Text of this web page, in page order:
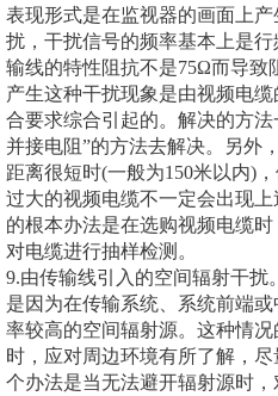
表现形式是在监视器的画面上
扰，干扰信号的频率基本上是
输线的特性阻抗不是75Ω而导致
产生这种干扰现象是由视频电
合要求综合引起的。解决的方
并接电阻”的方法去解决。另外
距离很短时(一般为150米以内)
过大的视频电缆不一定会出现
的根本办法是在选购视频电缆
对电缆进行抽样检测。
9.由传输线引入的空间辐射干扰
是因为在传输系统、系统前端
率较高的空间辐射源。这种情
时，应对周边环境有所了解，
个办法是当无法避开辐射源时，